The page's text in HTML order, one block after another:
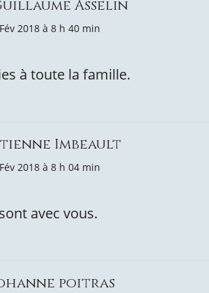
Asselin
2018 à 8 h 40 min
à toute la famille.
Imbeault
2018 à 8 h 04 min
avec vous.
poitras